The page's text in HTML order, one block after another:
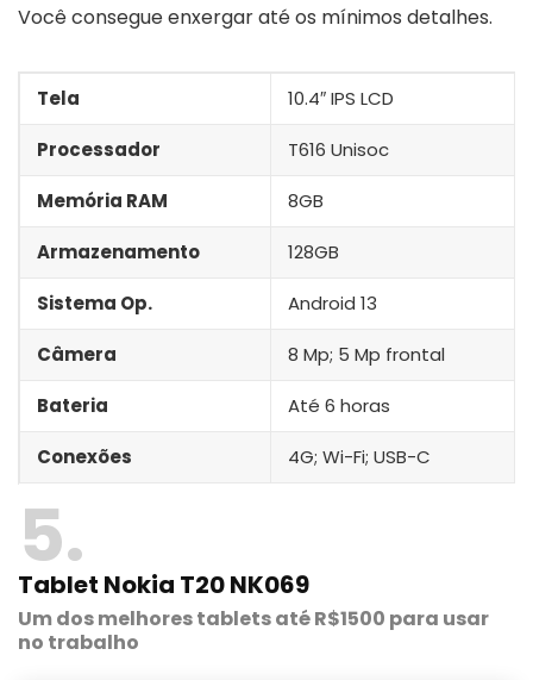
Você consegue enxergar até os mínimos detalhes.
Tela 10.4″ IPS LCD
Processador T616 Unisoc
Memória RAM 8GB
Armazenamento 128GB
Sistema Op. Android 13
Câmera 8 Mp; 5 Mp frontal
Bateria Até 6 horas
Conexões 4G; Wi-Fi; USB-C
5
Tablet Nokia T20 NK069
Um dos melhores tablets até R$1500 para usar
no trabalho